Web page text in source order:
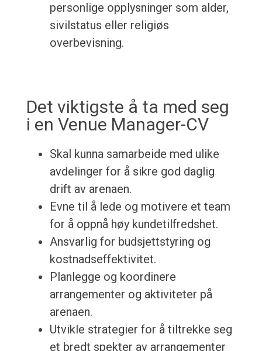
personlige opplysninger som alder,
sivilstatus eller religiøs
overbevisning.
Det viktigste å ta med seg
i en Venue Manager-CV
Skal kunna samarbeide med ulike
avdelinger for å sikre god daglig
drift av arenaen.
Evne til å lede og motivere et team
for å oppnå høy kundetilfredshet.
Ansvarlig for budsjettstyring og
kostnadseffektivitet.
Planlegge og koordinere
arrangementer og aktiviteter på
arenaen.
Utvikle strategier for å tiltrekke seg
et bredt spekter av arrangementer